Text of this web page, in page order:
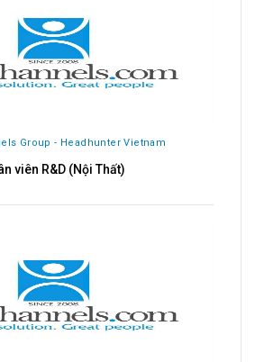
Group - Headhunter Vietnam
viên R&D (Nội Thất)